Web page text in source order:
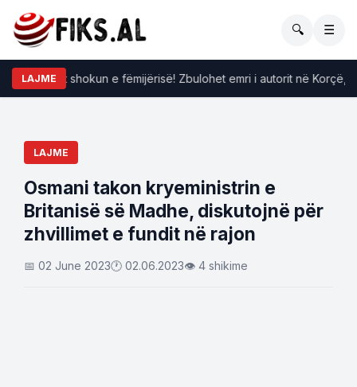
🔍 ☰
LAJME
pabesisht shokun e fëmijërisë! Zbulohet emri i autorit në Korçë,
LAJME
Osmani takon kryeministrin e
Britanisë së Madhe, diskutojnë për
zhvillimet e fundit në rajon
📅 02 June 2023🕐 02.06.2023👁 4 shikime